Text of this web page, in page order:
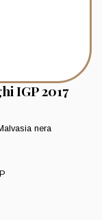
IGP 2017
nera